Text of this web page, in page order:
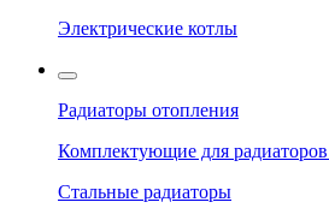
Электрические котлы
Радиаторы отопления
Комплектующие для
Стальные радиаторы